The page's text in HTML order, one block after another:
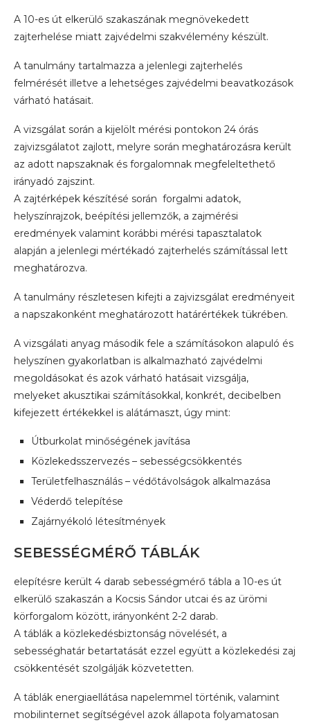
A 10-es út elkerülő szakaszának megnövekedett
zajterhelése miatt zajvédelmi szakvélemény készült.
A tanulmány tartalmazza a jelenlegi zajterhelés
felmérését illetve a lehetséges zajvédelmi beavatkozások
várható hatásait.
A vizsgálat során a kijelölt mérési pontokon 24 órás
zajvizsgálatot zajlott, melyre során meghatározásra került
az adott napszaknak és forgalomnak megfeleltethető
irányadó zajszint.
A zajtérképek készítésé során forgalmi adatok,
helyszínrajzok, beépítési jellemzők, a zajmérési
eredmények valamint korábbi mérési tapasztalatok
alapján a jelenlegi mértékadó zajterhelés számítással lett
meghatározva.
A tanulmány részletesen kifejti a zajvizsgálat eredményeit
a napszakonként meghatározott határértékek tükrében.
A vizsgálati anyag második fele a számításokon alapuló és
helyszínen gyakorlatban is alkalmazható zajvédelmi
megoldásokat és azok várható hatásait vizsgálja,
melyeket akusztikai számításokkal, konkrét, decibelben
kifejezett értékekkel is alátámaszt, úgy mint:
Útburkolat minőségének javítása
Közlekedsszervezés – sebességcsökkentés
Területfelhasználás – védőtávolságok alkalmazása
Véderdő telepítése
Zajárnyékoló létesítmények
SEBESSÉGMÉRŐ TÁBLÁK
elepítésre került 4 darab sebességmérő tábla a 10-es út
elkerülő szakaszán a Kocsis Sándor utcai és az ürömi
körforgalom között, irányonként 2-2 darab.
A táblák a közlekedésbiztonság növelését, a
sebességhatár betartatását ezzel együtt a közlekedési zaj
csökkentését szolgálják közvetetten.
A táblák energiaellátása napelemmel történik, valamint
mobilinternet segítségével azok állapota folyamatosan